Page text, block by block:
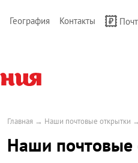
География Контакты
Главная → Наши почтовые открытки →
Наши